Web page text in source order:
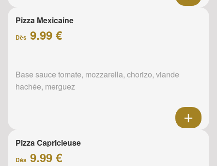
Pizza Mexicaine
Dès 9.99 €
Base sauce tomate, mozzarella, chorizo, viande
hachée, merguez
Pizza Capricieuse
Dès 9.99 €